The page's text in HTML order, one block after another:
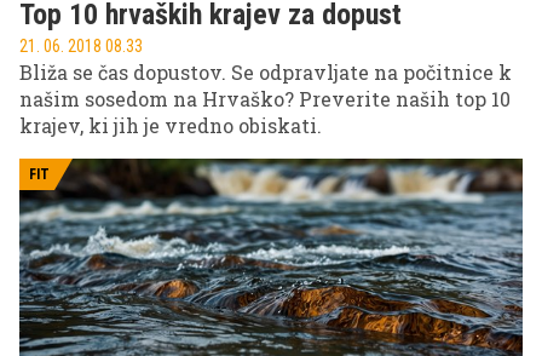
Top 10 hrvaških krajev za dopust
21. 06. 2018 08.33
Bliža se čas dopustov. Se odpravljate na počitnice k
našim sosedom na Hrvaško? Preverite naših top 10
krajev, ki jih je vredno obiskati.
FIT